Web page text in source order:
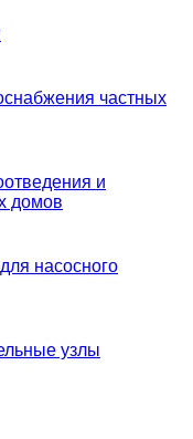
частных
и
домов
насосного
узлы